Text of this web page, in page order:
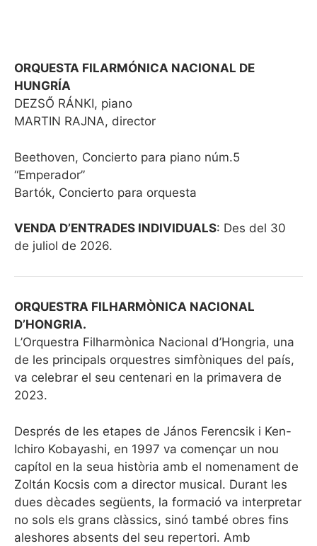
ORQUESTA FILARMÓNICA NACIONAL DE
HUNGRÍA
DEZSŐ RÁNKI, piano
MARTIN RAJNA, director
Beethoven, Concierto para piano núm.5
“Emperador”
Bartók, Concierto para orquesta
VENDA D’ENTRADES INDIVIDUALS: Des del 30
de juliol de 2026.
ORQUESTRA FILHARMÒNICA NACIONAL
D’HONGRIA.
L’Orquestra Filharmònica Nacional d’Hongria, una
de les principals orquestres simfòniques del país,
va celebrar el seu centenari en la primavera de
2023.
Després de les etapes de János Ferencsik i Ken-
Ichiro Kobayashi, en 1997 va començar un nou
capítol en la seua història amb el nomenament de
Zoltán Kocsis com a director musical. Durant les
dues dècades següents, la formació va interpretar
no sols els grans clàssics, sinó també obres fins
aleshores absents del seu repertori. Amb